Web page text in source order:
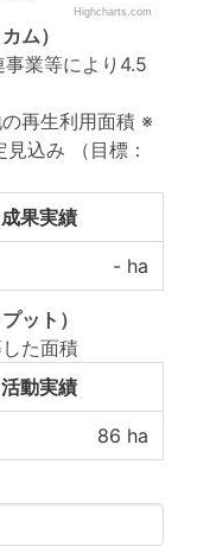
Highcharts.com
ム）
業等により4.5
再生利用面積 ※
見込み
（目標：
成果実績
- ha
ット）
た面積
活動実績
86 ha